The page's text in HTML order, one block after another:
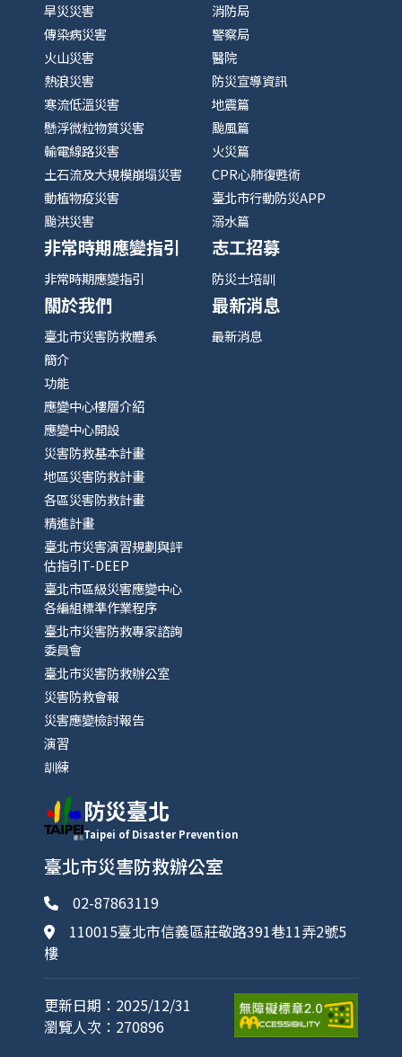
旱災災害
傳染病災害
火山災害
熱浪災害
寒流低溫災害
懸浮微粒物質災害
輸電線路災害
土石流及大規模崩塌災害
動植物疫災害
颱洪災害
消防局
警察局
醫院
防災宣導資訊
地震篇
颱風篇
火災篇
CPR心肺復甦術
臺北市行動防災APP
溺水篇
非常時期應變指引
非常時期應變指引
志工招募
防災士培訓
關於我們
臺北市災害防救體系
簡介
功能
應變中心樓層介紹
應變中心開設
災害防救基本計畫
地區災害防救計畫
各區災害防救計畫
精進計畫
臺北市災害演習規劃與評
估指引T-DEEP
臺北市區級災害應變中心
各編組標準作業程序
臺北市災害防救專家諮詢
委員會
臺北市災害防救辦公室
災害防救會報
災害應變檢討報告
演習
訓練
最新消息
最新消息
防災臺北
Taipei of Disaster Prevention
臺北市災害防救辦公室
02-87863119
110015臺北市信義區莊敬路391巷11弄2號5
樓
更新日期：2025/12/31
瀏覽人次：270896